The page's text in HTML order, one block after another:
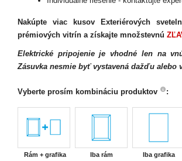
Nakúpte viac kusov Exteriérových
prémiových vitrín a získajte množstevnú
Elektrické pripojenie je vhodné len na
Zásuvka nesmie byť vystavená dažďu alebo
Vyberte prosím kombináciu produktov :
Rám + grafika Iba rám Iba grafika